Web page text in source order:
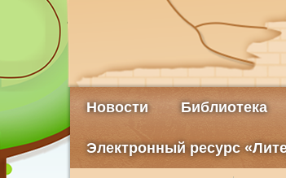
Новости Библиотека
Электронный ресурс